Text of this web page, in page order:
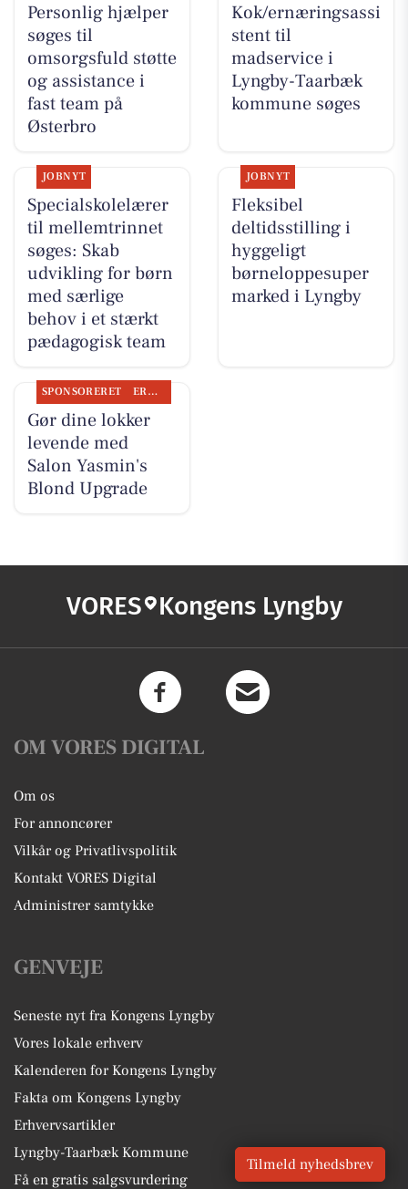
Personlig hjælper
søges til
omsorgsfuld støtte
og assistance i
fast team på
Østerbro
Kok/ernæringsassi
stent til
madservice i
Lyngby-Taarbæk
kommune søges
JOBNYT
Specialskolelærer
til mellemtrinnet
søges: Skab
udvikling for børn
med særlige
behov i et stærkt
pædagogisk team
JOBNYT
Fleksibel
deltidsstilling i
hyggeligt
børneloppesuper
marked i Lyngby
SPONSORERET ERHVERV
Gør dine lokker
levende med
Salon Yasmin's
Blond Upgrade
VORES Kongens Lyngby
OM VORES DIGITAL
Om os
For annoncører
Vilkår og Privatlivspolitik
Kontakt VORES Digital
Administrer samtykke
GENVEJE
Seneste nyt fra Kongens Lyngby
Vores lokale erhverv
Kalenderen for Kongens Lyngby
Fakta om Kongens Lyngby
Erhvervsartikler
Lyngby-Taarbæk Kommune
Få en gratis salgsvurdering
Tilmeld nyhedsbrev